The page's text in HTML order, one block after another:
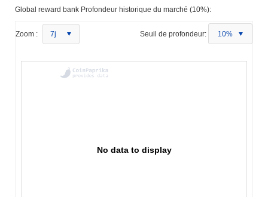
Global reward bank Profondeur historique du marché (10%):
Zoom : 7j Seuil de profondeur: 10%
No data to display